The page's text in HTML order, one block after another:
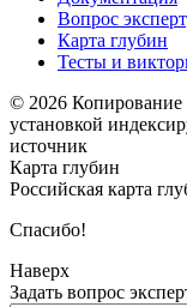
Вопрос
Карта глубин
Тесты и
© 2026 Копирование
установкой
источник
Карта глубин
Российская карта
Спасибо!
Наверх
Задать вопрос